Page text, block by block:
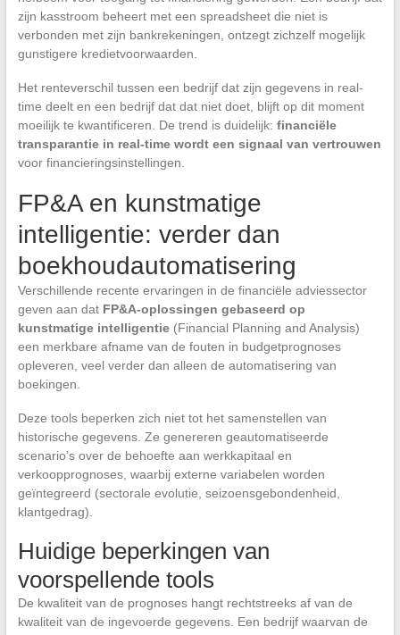
zijn kasstroom beheert met een spreadsheet die niet is
verbonden met zijn bankrekeningen, ontzegt zichzelf mogelijk
gunstigere kredietvoorwaarden.
Het renteverschil tussen een bedrijf dat zijn gegevens in real-
time deelt en een bedrijf dat dat niet doet, blijft op dit moment
moeilijk te kwantificeren. De trend is duidelijk: financiële
transparantie in real-time wordt een signaal van vertrouwen
voor financieringsinstellingen.
FP&A en kunstmatige
intelligentie: verder dan
boekhoudautomatisering
Verschillende recente ervaringen in de financiële adviessector
geven aan dat FP&A-oplossingen gebaseerd op
kunstmatige intelligentie(Financial Planning and Analysis)
een merkbare afname van de fouten in budgetprognoses
opleveren, veel verder dan alleen de automatisering van
boekingen.
Deze tools beperken zich niet tot het samenstellen van
historische gegevens. Ze genereren geautomatiseerde
scenario’s over de behoefte aan werkkapitaal en
verkoopprognoses, waarbij externe variabelen worden
geïntegreerd (sectorale evolutie, seizoensgebondenheid,
klantgedrag).
Huidige beperkingen van
voorspellende tools
De kwaliteit van de prognoses hangt rechtstreeks af van de
kwaliteit van de ingevoerde gegevens. Een bedrijf waarvan de